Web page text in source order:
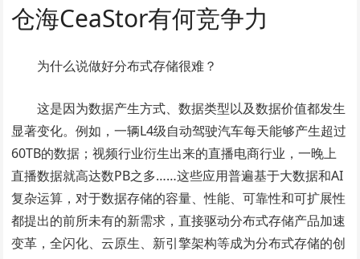
仓海CeaStor有何竞争力
为什么说做好分布式存储很难？
这是因为数据产生方式、数据类型以及数据价值都发生
显著变化。例如，一辆L4级自动驾驶汽车每天能够产生超过
60TB的数据；视频行业衍生出来的直播电商行业，一晚上
直播数据就高达数PB之多……这些应用普遍基于大数据和AI
复杂运算，对于数据存储的容量、性能、可靠性和可扩展性
都提出的前所未有的新需求，直接驱动分布式存储产品加速
变革，全闪化、云原生、新引擎架构等成为分布式存储的创